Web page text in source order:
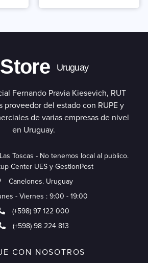
Uruguay
Fernando Pravia Kiesevich, RUT
proveedor del estado con RUPE y
de varias empresas de nivel
en Uruguay.
Toscas - No tenemos local al publico.
Center UES y GestionPost
Canelones. Uruguay
- Viernes : 9:00 - 19:00
(+598) 97 122 000
(+598) 98 224 813
CON NOSOTROS